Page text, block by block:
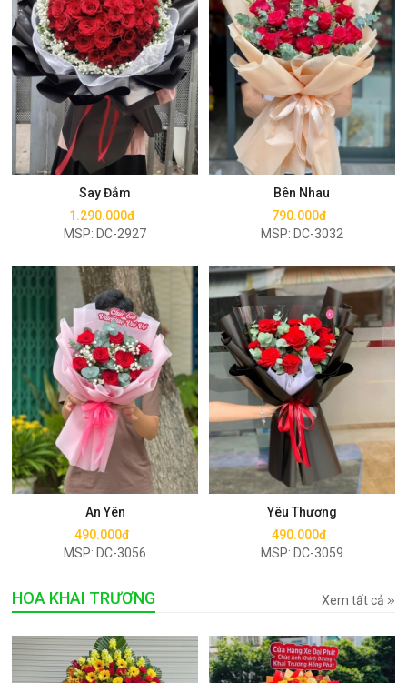
Say Đắm
1.290.000đ
MSP: DC-2927
Mua ngay
Bên Nhau
790.000đ
MSP: DC-3032
Mua ngay
An Yên
490.000đ
MSP: DC-3056
Mua ngay
Yêu Thương
490.000đ
MSP: DC-3059
Mua ngay
HOA KHAI TRƯƠNG Xem tất cả